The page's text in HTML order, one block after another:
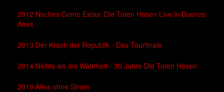
2012 Noches Como Estas: Die Toten Hosen Live in Buenos
Aires
2013 Der Krach der Republik - Das Tourfinale
2014 Nichts als die Wahrheit - 30 Jahre Die Toten Hosen
2019 Alles ohne Strom